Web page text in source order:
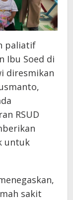
paliatif
Ibu Soed di
diresmikan
RSUD
untuk
sakit